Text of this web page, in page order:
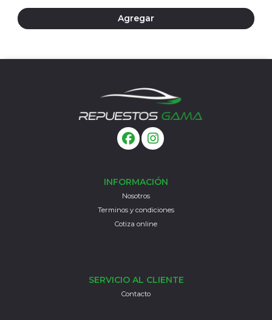
Agregar
INFORMACIÓN
Nosotros
Terminos y condiciones
Cotiza online
SERVICIO AL CLIENTE
Contacto